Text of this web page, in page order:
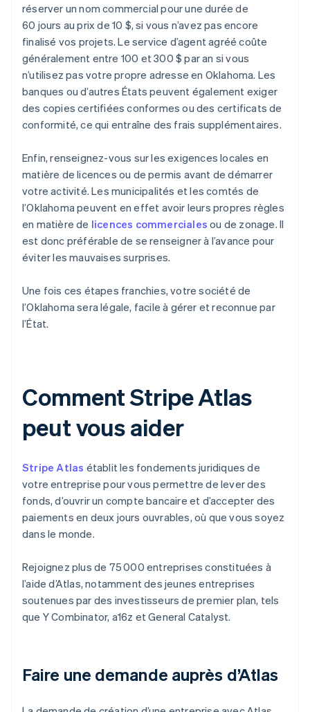
réserver un nom commercial pour une durée de
60 jours au prix de 10 $, si vous n’avez pas encore
finalisé vos projets. Le service d’agent agréé coûte
généralement entre 100 et 300 $ par an si vous
n’utilisez pas votre propre adresse en Oklahoma. Les
banques ou d’autres États peuvent également exiger
des copies certifiées conformes ou des certificats de
conformité, ce qui entraîne des frais supplémentaires.
Enfin, renseignez-vous sur les exigences locales en
matière de licences ou de permis avant de démarrer
votre activité. Les municipalités et les comtés de
l’Oklahoma peuvent en effet avoir leurs propres règles
en matière de licences commerciales ou de zonage. Il
est donc préférable de se renseigner à l’avance pour
éviter les mauvaises surprises.
Une fois ces étapes franchies, votre société de
l’Oklahoma sera légale, facile à gérer et reconnue par
l’État.
Comment Stripe Atlas
peut vous aider
Stripe Atlas établit les fondements juridiques de
votre entreprise pour vous permettre de lever des
fonds, d’ouvrir un compte bancaire et d’accepter des
paiements en deux jours ouvrables, où que vous soyez
dans le monde.
Rejoignez plus de 75 000 entreprises constituées à
l’aide d’Atlas, notamment des jeunes entreprises
soutenues par des investisseurs de premier plan, tels
que Y Combinator, a16z et General Catalyst.
Faire une demande auprès d’Atlas